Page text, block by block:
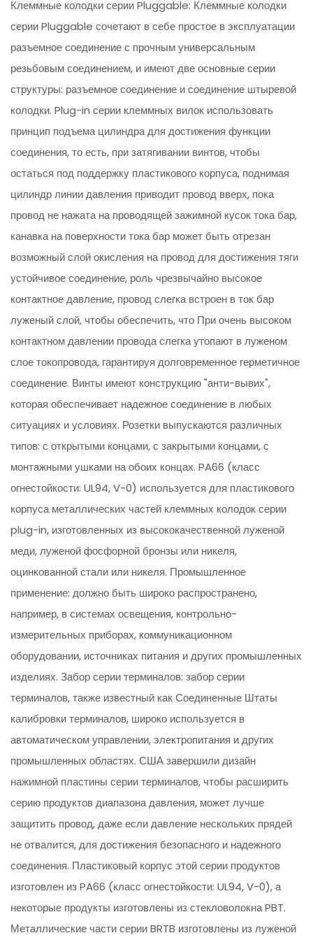
Клеммные колодки серии Pluggable: Клеммные колодки
серии Pluggable сочетают в себе простое в эксплуатации
разъемное соединение с прочным универсальным
резьбовым соединением, и имеют две основные серии
структуры: разъемное соединение и соединение штыревой
колодки. Plug-in серии клеммных вилок использовать
принцип подъема цилиндра для достижения функции
соединения, то есть, при затягивании винтов, чтобы
остаться под поддержку пластикового корпуса, поднимая
цилиндр линии давления приводит провод вверх, пока
провод не нажата на проводящей зажимной кусок тока бар,
канавка на поверхности тока бар может быть отрезан
возможный слой окисления на провод для достижения тяги
устойчивое соединение, роль чрезвычайно высокое
контактное давление, провод слегка встроен в ток бар
луженый слой, чтобы обеспечить, что При очень высоком
контактном давлении провода слегка утопают в луженом
слое токопровода, гарантируя долговременное герметичное
соединение. Винты имеют конструкцию "анти-вывих",
которая обеспечивает надежное соединение в любых
ситуациях и условиях. Розетки выпускаются различных
типов: с открытыми концами, с закрытыми концами, с
монтажными ушками на обоих концах. PA66 (класс
огнестойкости: UL94, V-0) используется для пластикового
корпуса металлических частей клеммных колодок серии
plug-in, изготовленных из высококачественной луженой
меди, луженой фосфорной бронзы или никеля,
оцинкованной стали или никеля. Промышленное
применение: должно быть широко распространено,
например, в системах освещения, контрольно-
измерительных приборах, коммуникационном
оборудовании, источниках питания и других промышленных
изделиях. Забор серии терминалов: забор серии
терминалов, также известный как Соединенные Штаты
калибровки терминалов, широко используется в
автоматическом управлении, электропитания и других
промышленных областях. США завершили дизайн
нажимной пластины серии терминалов, чтобы расширить
серию продуктов диапазона давления, может лучше
защитить провод, даже если давление нескольких прядей
не отвалится, для достижения безопасного и надежного
соединения. Пластиковый корпус этой серии продуктов
изготовлен из PA66 (класс огнестойкости: UL94, V-0), а
некоторые продукты изготовлены из стекловолокна PBT.
Металлические части серии BRTB изготовлены из луженой